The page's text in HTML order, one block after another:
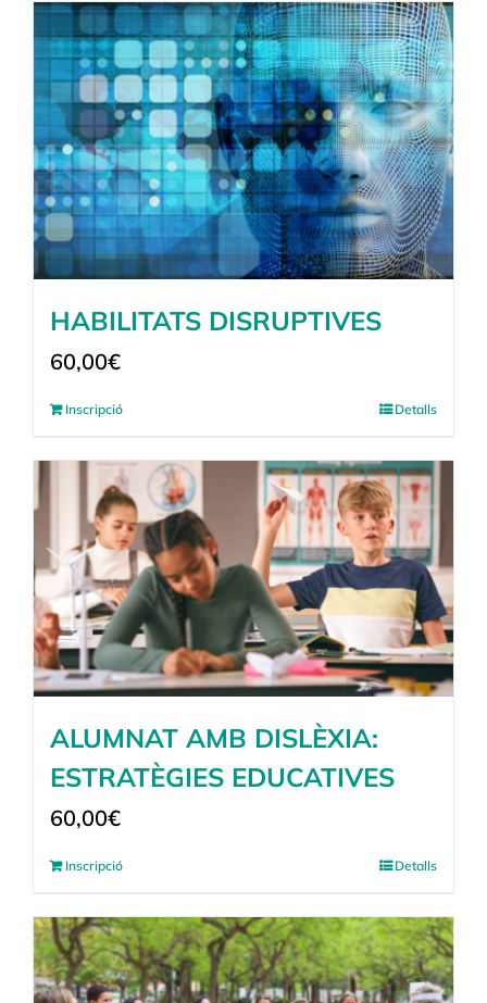
HABILITATS DISRUPTIVES
60,00€
Inscripció Detalls
ALUMNAT AMB DISLÈXIA:
ESTRATÈGIES EDUCATIVES
60,00€
Inscripció Detalls